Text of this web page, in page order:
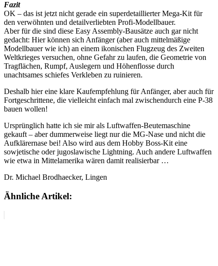
Fazit
OK – das ist jetzt nicht gerade ein superdetaillierter Mega-Kit für
den verwöhnten und detailverliebten Profi-Modellbauer.
Aber für die sind diese Easy Assembly-Bausätze auch gar nicht
gedacht: Hier können sich Anfänger (aber auch mittelmäßige
Modellbauer wie ich) an einem ikonischen Flugzeug des Zweiten
Weltkrieges versuchen, ohne Gefahr zu laufen, die Geometrie von
Tragflächen, Rumpf, Auslegern und Höhenflosse durch
unachtsames schiefes Verkleben zu ruinieren.
Deshalb hier eine klare Kaufempfehlung für Anfänger, aber auch für
Fortgeschrittene, die vielleicht einfach mal zwischendurch eine P-38
bauen wollen!
Ursprünglich hatte ich sie mir als Luftwaffen-Beutemaschine
gekauft – aber dummerweise liegt nur die MG-Nase und nicht die
Aufklärernase bei! Also wird aus dem Hobby Boss-Kit eine
sowjetische oder jugoslawische Lightning. Auch andere Luftwaffen
wie etwa in Mittelamerika wären damit realisierbar …
Dr. Michael Brodhaecker, Lingen
Ähnliche Artikel: